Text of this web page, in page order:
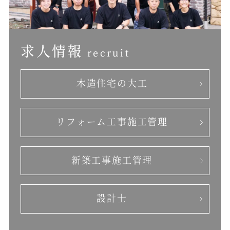
求人情報 recruit
木造住宅の大工
リフォーム工事施工管理
新築工事施工管理
設計士